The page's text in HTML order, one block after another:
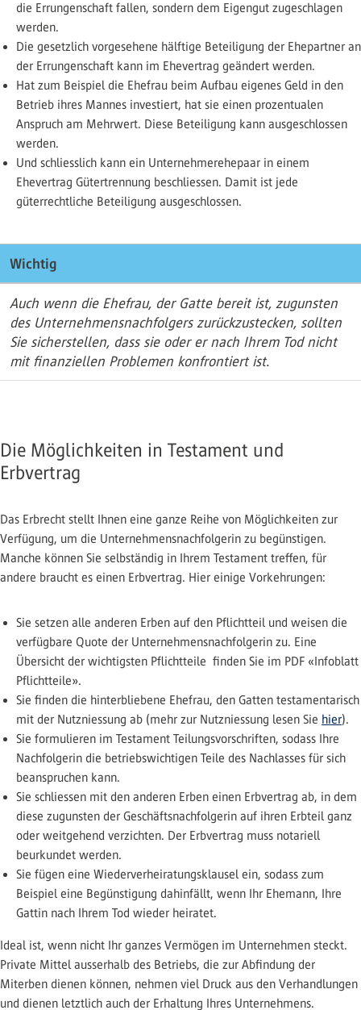
die Errungenschaft fallen, sondern dem Eigengut zugeschlagen
werden.
Die gesetzlich vorgesehene hälftige Beteiligung der Ehepartner an
der Errungenschaft kann im Ehevertrag geändert werden.
Hat zum Beispiel die Ehefrau beim Aufbau eigenes Geld in den
Betrieb ihres Mannes investiert, hat sie einen prozentualen
Anspruch am Mehrwert. Diese Beteiligung kann ausgeschlossen
werden.
Und schliesslich kann ein Unternehmerehepaar in einem
Ehevertrag Gütertrennung beschliessen. Damit ist jede
güterrechtliche Beteiligung ausgeschlossen.
Wichtig
Auch wenn die Ehefrau, der Gatte bereit ist, zugunsten
des Unternehmensnachfolgers zurückzustecken, sollten
Sie sicherstellen, dass sie oder er nach Ihrem Tod nicht
mit finanziellen Problemen konfrontiert ist.
Die Möglichkeiten in Testament und
Erbvertrag
Das Erbrecht stellt Ihnen eine ganze Reihe von Möglichkeiten zur
Verfügung, um die Unternehmensnachfolgerin zu begünstigen.
Manche können Sie selbständig in Ihrem Testament treffen, für
andere braucht es einen Erbvertrag. Hier einige Vorkehrungen:
Sie setzen alle anderen Erben auf den Pflichtteil und weisen die
verfügbare Quote der Unternehmensnachfolgerin zu. Eine
Übersicht der wichtigsten Pflichtteile finden Sie im PDF «Infoblatt
Pflichtteile».
Sie finden die hinterbliebene Ehefrau, den Gatten testamentarisch
mit der Nutzniessung ab (mehr zur Nutzniessung lesen Sie hier).
Sie formulieren im Testament Teilungsvorschriften, sodass Ihre
Nachfolgerin die betriebswichtigen Teile des Nachlasses für sich
beanspruchen kann.
Sie schliessen mit den anderen Erben einen Erbvertrag ab, in dem
diese zugunsten der Geschäftsnachfolgerin auf ihren Erbteil ganz
oder weitgehend verzichten. Der Erbvertrag muss notariell
beurkundet werden.
Sie fügen eine Wiederverheiratungsklausel ein, sodass zum
Beispiel eine Begünstigung dahinfällt, wenn Ihr Ehemann, Ihre
Gattin nach Ihrem Tod wieder heiratet.
Ideal ist, wenn nicht Ihr ganzes Vermögen im Unternehmen steckt.
Private Mittel ausserhalb des Betriebs, die zur Abfindung der
Miterben dienen können, nehmen viel Druck aus den Verhandlungen
und dienen letztlich auch der Erhaltung Ihres Unternehmens.